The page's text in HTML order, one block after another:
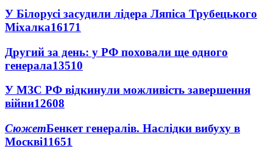
У Білорусі засудили лідера Ляпіса Трубецького
Міхалка16171
Другий за день: у РФ поховали ще одного
генерала13510
У МЗС РФ відкинули можливість завершення
війни12608
СюжетБенкет генералів. Наслідки вибуху в
Москві11651